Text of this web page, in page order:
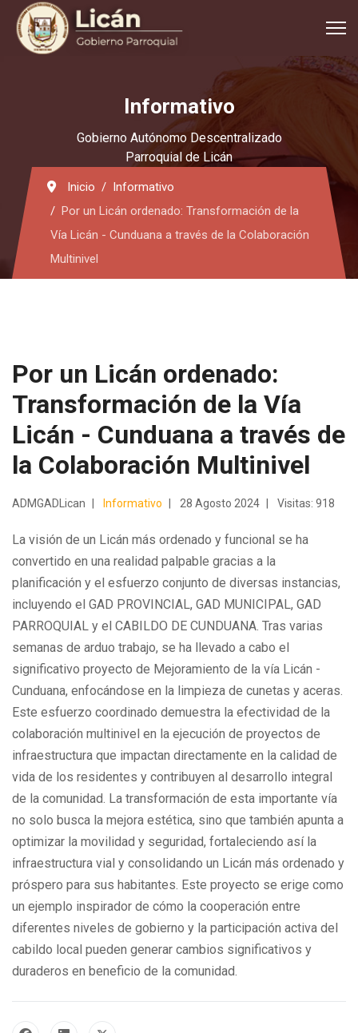
Informativo
Gobierno Autónomo Descentralizado
Parroquial de Licán
Inicio
Informativo
Por un Licán ordenado: Transformación de la
Vía Licán - Cunduana a través de la Colaboración
Multinivel
Por un Licán ordenado:
Transformación de la Vía
Licán - Cunduana a través de
la Colaboración Multinivel
ADMGADLican Informativo 28 Agosto 2024 Visitas: 918
La visión de un Licán más ordenado y funcional se ha
convertido en una realidad palpable gracias a la
planificación y el esfuerzo conjunto de diversas instancias,
incluyendo el GAD PROVINCIAL, GAD MUNICIPAL, GAD
PARROQUIAL y el CABILDO DE CUNDUANA. Tras varias
semanas de arduo trabajo, se ha llevado a cabo el
significativo proyecto de Mejoramiento de la vía Licán -
Cunduana, enfocándose en la limpieza de cunetas y aceras.
Este esfuerzo coordinado demuestra la efectividad de la
colaboración multinivel en la ejecución de proyectos de
infraestructura que impactan directamente en la calidad de
vida de los residentes y contribuyen al desarrollo integral
de la comunidad. La transformación de esta importante vía
no solo busca la mejora estética, sino que también apunta a
optimizar la movilidad y seguridad, fortaleciendo así la
infraestructura vial y consolidando un Licán más ordenado y
próspero para sus habitantes. Este proyecto se erige como
un ejemplo inspirador de cómo la cooperación entre
diferentes niveles de gobierno y la participación activa del
cabildo local pueden generar cambios significativos y
duraderos en beneficio de la comunidad.